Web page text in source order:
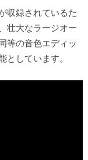
収録されているた
壮大なラージオー
等の音色エディッ
としています。